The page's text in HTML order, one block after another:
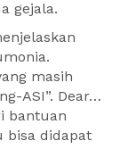
gejala.
masih
ASI”. Dear…
bantuan
bisa didapat